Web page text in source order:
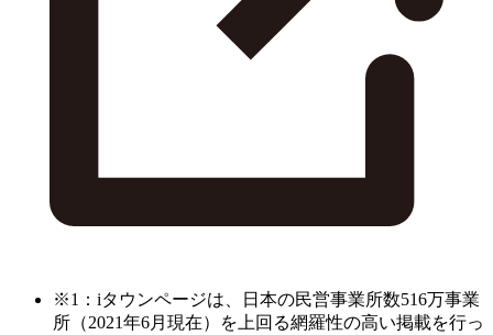
※1：iタウンページは、日本の民営事業所数516万事業
所（2021年6月現在）を上回る網羅性の高い掲載を行っ